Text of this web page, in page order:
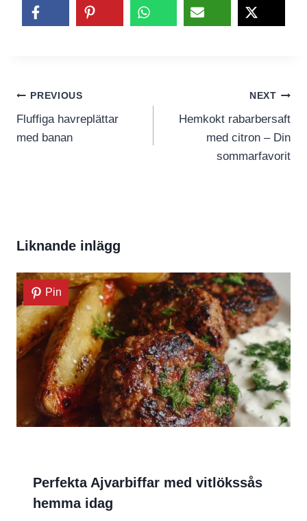
Inläggsnavigering
PREVIOUS
Fluffiga havreplättar
med banan
NEXT
Hemkokt rabarbersaft
med citron – Din
sommarfavorit
Liknande inlägg
Pin
Perfekta Ajvarbiffar med vitlökssås
hemma idag